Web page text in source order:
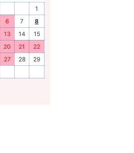
1
6 7
8
13 14
15
20 21
22
27 28
29